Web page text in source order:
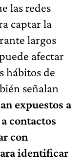
las redes
captar la
largos
afectar
hábitos de
señalan
expuestos a
contactos
con
identificar